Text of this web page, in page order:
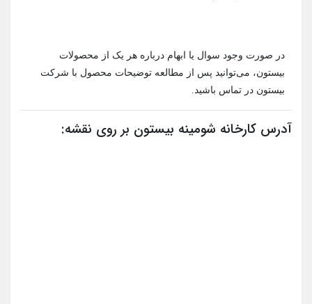
در صورت وجود سوال یا ابهام درباره هر یک از محصولات
بیستون، می‌توانید پس از مطالعه توضیحات محصول با شرکت
بیستون در تماس باشید.
آدرس کارخانه شومینه بیستون بر روی نقشه: